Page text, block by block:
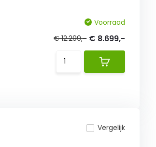
Voorraad
€ 12.299,- € 8.699,-
Vergelijk